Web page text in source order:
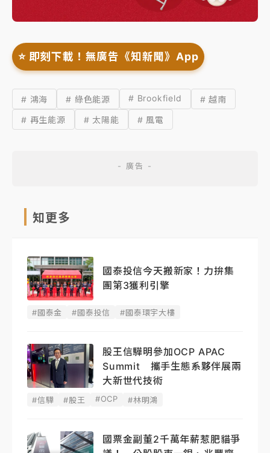
⭐️ 即刻下載！無廣告《知新聞》App
# 鴻海 # 綠色能源 # Brookfield
# 越南
# 再生能源
# 太陽能 # 風電
知更多
國泰投信今天搬新家！力拚集
團第3獲利引擎
#國泰金 #國泰投信 #國泰環宇大樓
股王信驊明參加OCP APAC
Summit 攜手生態系夥伴展兩
大新世代技術
#信驊 #股王 #OCP #林明鴻
國票金副董2千萬年薪惹肥貓爭